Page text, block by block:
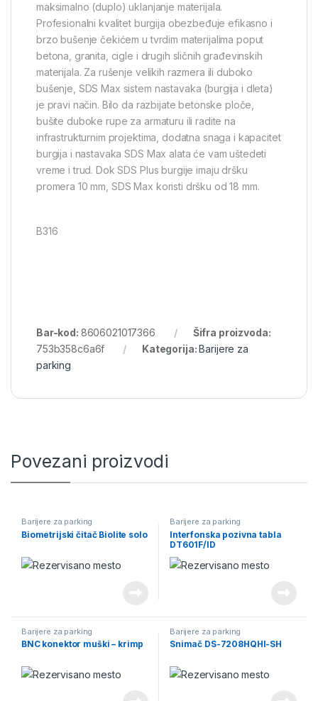
maksimalno (duplo) uklanjanje materijala.
Profesionalni kvalitet burgija obezbeđuje efikasno i
brzo bušenje čekićem u tvrdim materijalima poput
betona, granita, cigle i drugih sličnih građevinskih
materijala. Za rušenje velikih razmera ili duboko
bušenje, SDS Max sistem nastavaka (burgija i dleta)
je pravi način. Bilo da razbijate betonske ploče,
bušite duboke rupe za armaturu ili radite na
infrastrukturnim projektima, dodatna snaga i kapacitet
burgija i nastavaka SDS Max alata će vam uštedeti
vreme i trud. Dok SDS Plus burgije imaju dršku
promera 10 mm, SDS Max koristi dršku od 18 mm.
B316
Bar-kod: 8606021017366
Šifra proizvoda:
753b358c6a6f
Kategorija:Barijere za
parking
Povezani proizvodi
Barijere za parking
Biometrijski čitač Biolite solo
Barijere za parking
Interfonska pozivna tabla
DT601F/ID
Barijere za parking
BNC konektor muški – krimp
Barijere za parking
Snimač DS-7208HQHI-SH